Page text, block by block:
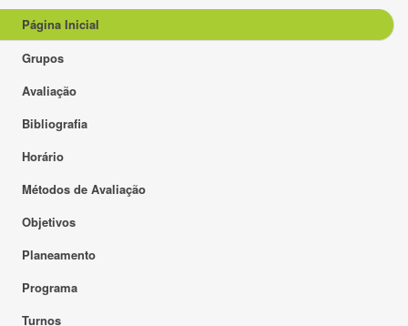
Página Inicial
Grupos
Avaliação
Bibliografia
Horário
Métodos de Avaliação
Objetivos
Planeamento
Programa
Turnos